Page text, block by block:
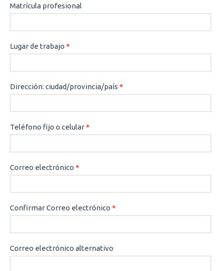
Matrícula profesional
Lugar de trabajo *
Dirección: ciudad/provincia/país *
Teléfono fijo o celular*
Correo electrónico *
Confirmar Correo electrónico *
Correo electrónico alternativo